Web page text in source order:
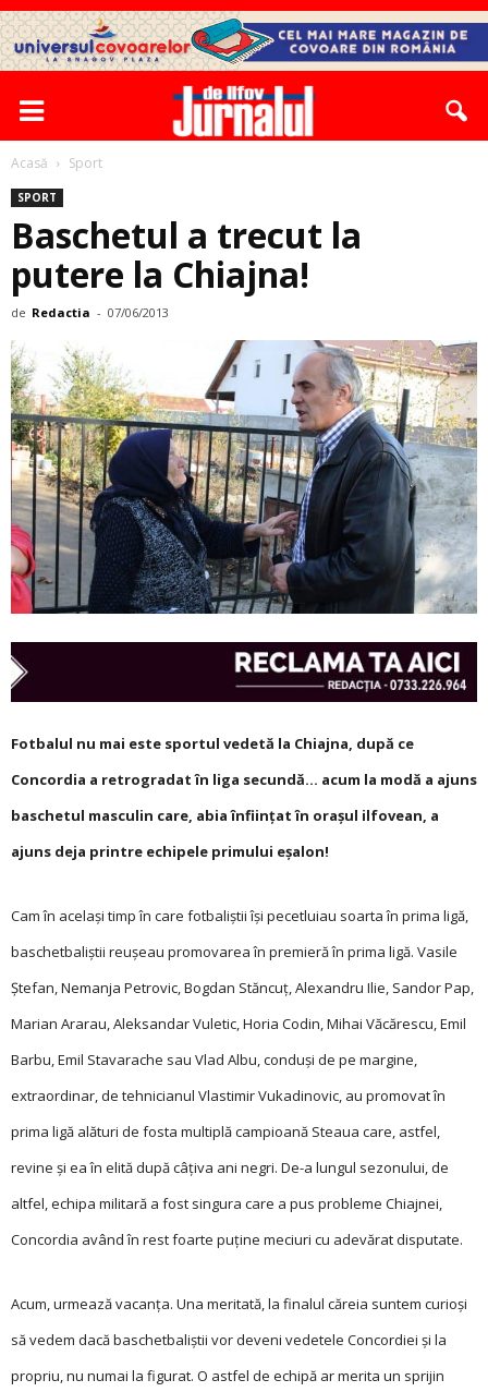
Acasă Sport
SPORT
Baschetul a trecut la
putere la Chiajna!
de Redactia - 07/06/2013
Fotbalul nu mai este sportul vedetă la Chiajna, după ce
Concordia a retrogradat în liga secundă… acum la modă a ajuns
baschetul masculin care, abia înființat în orașul ilfovean, a
ajuns deja printre echipele primului eșalon!
Cam în același timp în care fotbaliștii își pecetluiau soarta în prima ligă,
baschetbaliștii reușeau promovarea în premieră în prima ligă. Vasile
Ștefan, Nemanja Petrovic, Bogdan Stăncuț, Alexandru Ilie, Sandor Pap,
Marian Ararau, Aleksandar Vuletic, Horia Codin, Mihai Văcărescu, Emil
Barbu, Emil Stavarache sau Vlad Albu, conduși de pe margine,
extraordinar, de tehnicianul Vlastimir Vukadinovic, au promovat în
prima ligă alături de fosta multiplă campioană Steaua care, astfel,
revine și ea în elită după câțiva ani negri. De-a lungul sezonului, de
altfel, echipa militară a fost singura care a pus probleme Chiajnei,
Concordia având în rest foarte puține meciuri cu adevărat disputate.
Acum, urmează vacanța. Una meritată, la finalul căreia suntem curioși
să vedem dacă baschetbaliștii vor deveni vedetele Concordiei și la
propriu, nu numai la figurat. O astfel de echipă ar merita un sprijin